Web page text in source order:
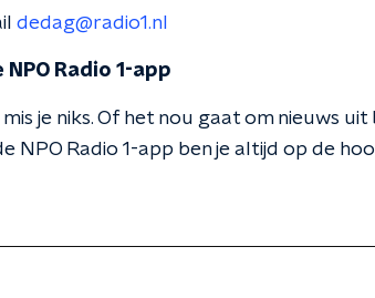
dedag@radio1.nl
Radio 1-app
je niks. Of het nou gaat om nieuws
NPO Radio 1-app ben je altijd op de